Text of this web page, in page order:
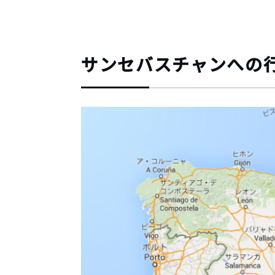
サンセバスチャンへの